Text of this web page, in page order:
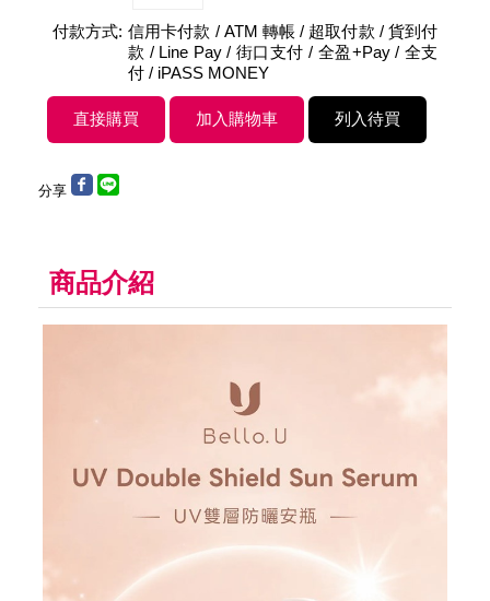
付款方式: 信用卡付款 / ATM 轉帳 / 超取付款 / 貨到付
款 / Line Pay / 街口支付 / 全盈+Pay / 全支
付 / iPASS MONEY
分享
商品介紹